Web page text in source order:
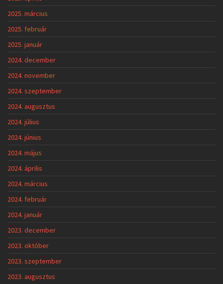
2025. március
2025. február
2025. január
2024. december
2024. november
2024. szeptember
2024. augusztus
2024. július
2024. június
2024. május
2024. április
2024. március
2024. február
2024. január
2023. december
2023. október
2023. szeptember
2023. augusztus